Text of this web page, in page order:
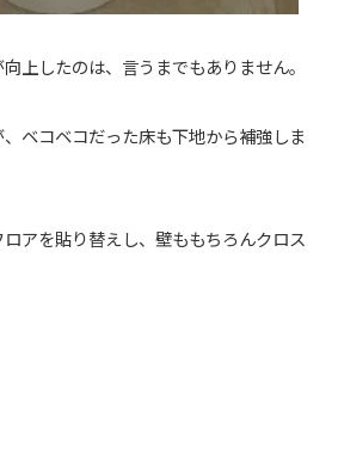
上したのは、言うまでもありません。
ベコベコだった床も下地から補強しま
アを貼り替えし、壁ももちろんクロス